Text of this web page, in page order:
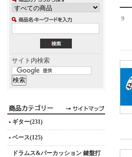
サイト内検索
ギター(231)
ベース(125)
ドラムス&パーカッション 鍵盤打
9